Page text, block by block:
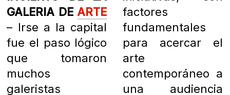
GALERIA DEARTE
– Irse a la capital
fue el paso lógico
que tomaron
muchos
galeristas
factores
fundamentales
para acercar el
arte
contemporáneo a
una audiencia